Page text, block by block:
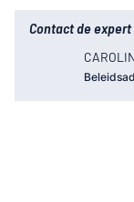
Contact de expert